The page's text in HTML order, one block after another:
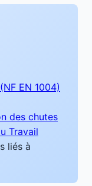
EN 1004)
des chutes
Travail
liés à